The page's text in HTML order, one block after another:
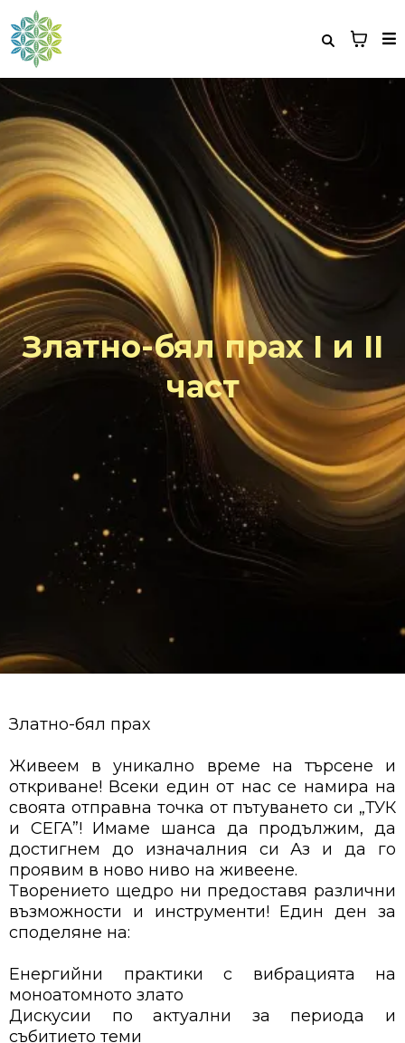
Златно-бял прах I и II
част
Златно-бял прах
Живеем в уникално време на търсене и
откриване! Всеки един от нас се намира на
своята отправна точка от пътуването си „ТУК
и СЕГА”! Имаме шанса да продължим, да
достигнем до изначалния си Аз и да го
проявим в ново ниво на живеене.
Творението щедро ни предоставя различни
възможности и инструменти! Един ден за
споделяне на:
Енергийни практики с вибрацията на
моноатомното злато
Дискусии по актуални за периода и
събитието теми